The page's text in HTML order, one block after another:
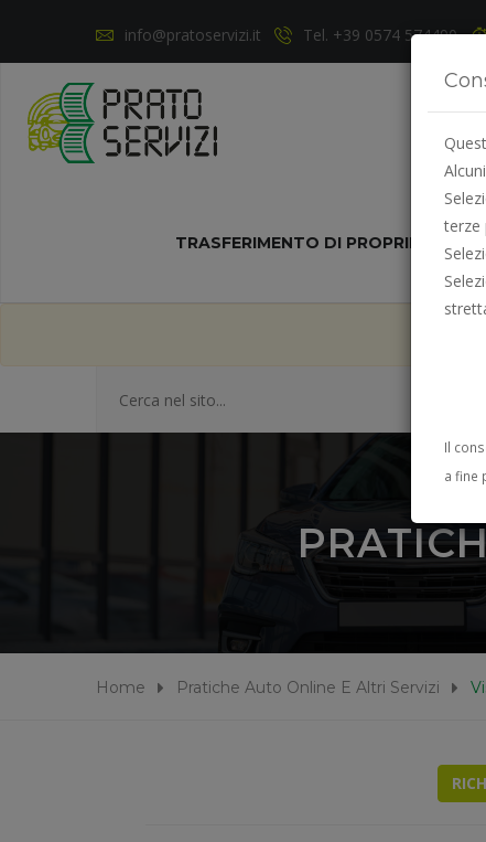
info@pratoservizi.it Tel. +39 0574 574490
TRASFERIMENTO DI PROPRIETÀ
Home Pratiche Auto Online E Altri Servizi
terze
Il
a fine